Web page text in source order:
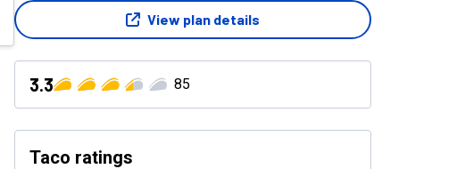
View plan details
3.3 85
Taco ratings